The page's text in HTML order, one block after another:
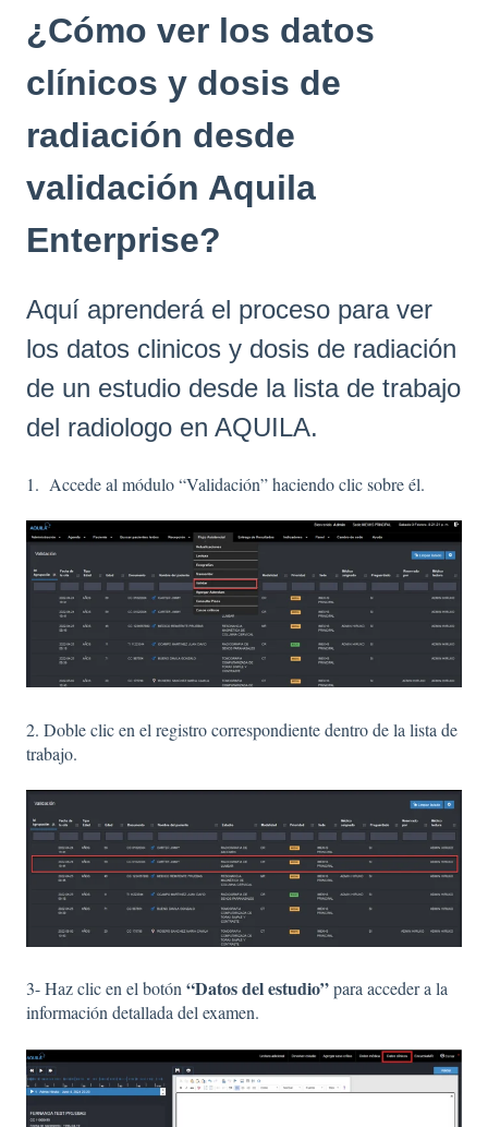
¿Cómo ver los datos
clínicos y dosis de
radiación desde
validación Aquila
Enterprise?
Aquí aprenderá el proceso para ver
los datos clinicos y dosis de radiación
de un estudio desde la lista de trabajo
del radiologo en AQUILA.
1. Accede al módulo “Validación” haciendo clic sobre él.
2. Doble clic en el registro correspondiente dentro de la lista de
trabajo.
3- Haz clic en el botón “Datos del estudio”para acceder a la
información detallada del examen.